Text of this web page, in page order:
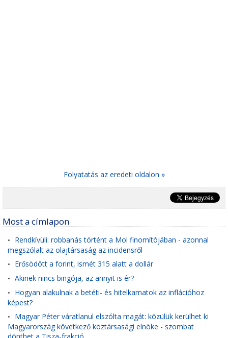
Folyatatás az eredeti oldalon »
Most a címlapon
• Rendkívüli: robbanás történt a Mol finomítójában - azonnal
megszólalt az olajtársaság az incidensről
• Erősödött a forint, ismét 315 alatt a dollár
• Akinek nincs bingója, az annyit is ér?
• Hogyan alakulnak a betéti- és hitelkamatok az inflációhoz
képest?
• Magyar Péter váratlanul elszólta magát: közülük kerülhet ki
Magyarország következő köztársasági elnöke - szombat
dönthet a Tisza-frakció